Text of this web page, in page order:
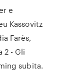
e
Kassovitz
Farès,
2 - Gli
subita.